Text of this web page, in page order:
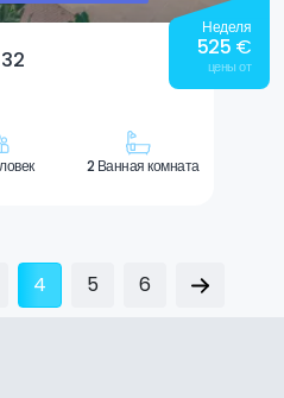
Неделя
525 €
цены от
2 Ванная комната
4 5 6